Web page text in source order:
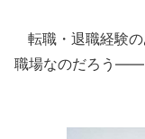
転職・退職経験
職場なのだろう――